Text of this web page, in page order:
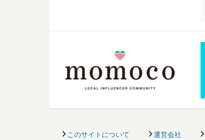
このサイトについて 運営会社